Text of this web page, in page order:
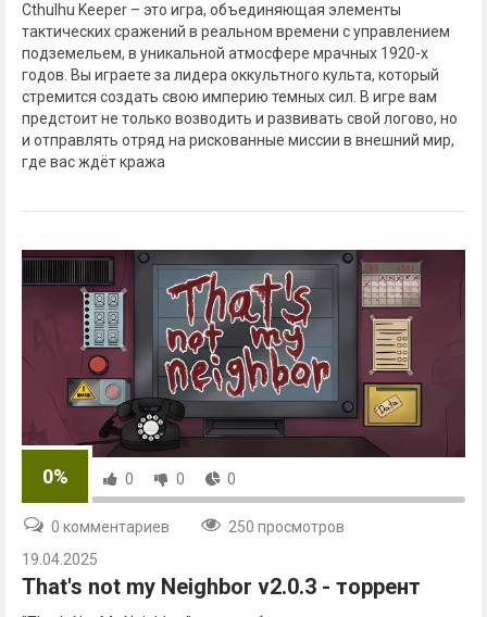
Cthulhu Keeper – это игра, объединяющая элементы
тактических сражений в реальном времени с управлением
подземельем, в уникальной атмосфере мрачных 1920-х
годов. Вы играете за лидера оккультного культа, который
стремится создать свою империю темных сил. В игре вам
предстоит не только возводить и развивать свой логово, но
и отправлять отряд на рискованные миссии в внешний мир,
где вас ждёт кража
0% 0 0 0
0 комментариев
250 просмотров
19.04.2025
That's not my Neighbor v2.0.3 - торрент